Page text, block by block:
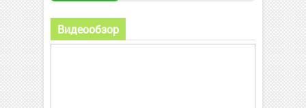
Видеообзор